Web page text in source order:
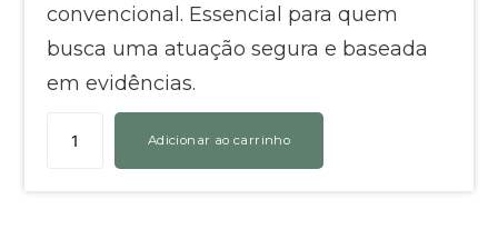
convencional. Essencial para quem
busca uma atuação segura e baseada
em evidências.
Adicionar ao carrinho